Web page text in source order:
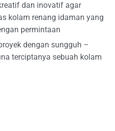
dan inovatif agar
kolam renang idaman yang
permintaan
dengan sungguh –
terciptanya sebuah kolam